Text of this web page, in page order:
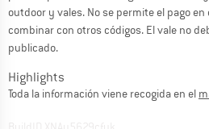
outdoor y vales. No se permite el pago
combinar con otros códigos. El vale no
publicado.
Highlights
Toda la información viene recogida en el